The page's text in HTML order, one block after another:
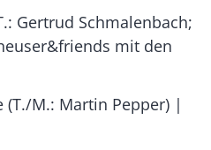
Gertrud Schmalenbach;
mit den
(T./M.: Martin Pepper) |